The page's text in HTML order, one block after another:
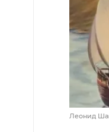
Леонид